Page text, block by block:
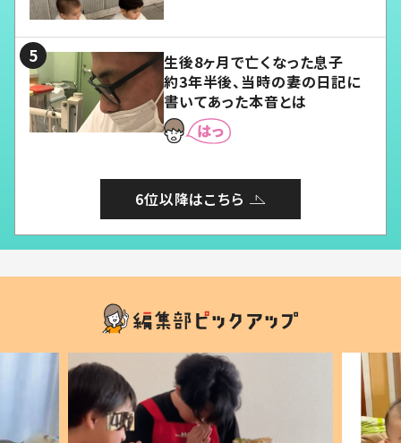
生後8ヶ月で亡くなった息子
約3年半後、当時の妻の日記に
書いてあった本音とは
6位以降はこちら